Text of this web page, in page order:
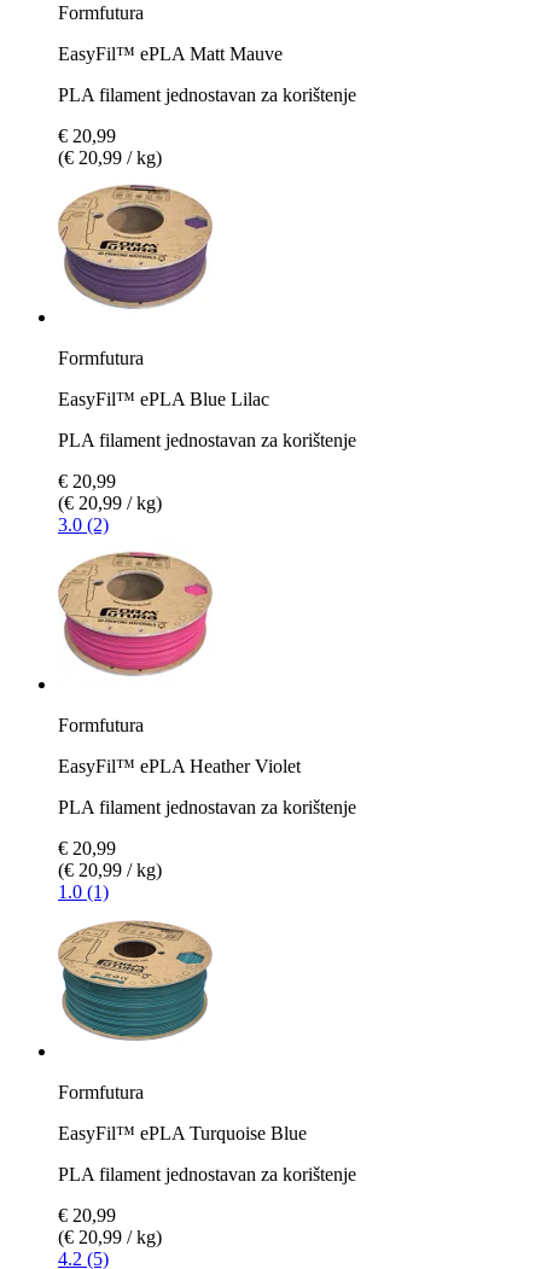
Formfutura
EasyFil™ ePLA Matt Mauve
PLA filament jednostavan za korištenje
€ 20,99
(€ 20,99 / kg)
Formfutura
EasyFil™ ePLA Blue Lilac
PLA filament jednostavan za korištenje
€ 20,99
(€ 20,99 / kg)
3.0 (2)
Formfutura
EasyFil™ ePLA Heather Violet
PLA filament jednostavan za korištenje
€ 20,99
(€ 20,99 / kg)
1.0 (1)
Formfutura
EasyFil™ ePLA Turquoise Blue
PLA filament jednostavan za korištenje
€ 20,99
(€ 20,99 / kg)
4.2 (5)